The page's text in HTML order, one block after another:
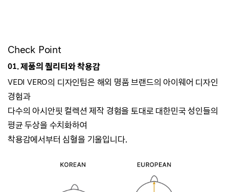
Check Point
01. 제품의 퀄리티와 착용감
VEDI VERO의 디자인팀은 해외 명품 브랜드의 아이웨어 디자인
경험과
다수의 아시안핏 컬렉션 제작 경험을 토대로 대한민국 성인들의
평균 두상을 수치화하여
착용감에서부터 심혈을 기울입니다.